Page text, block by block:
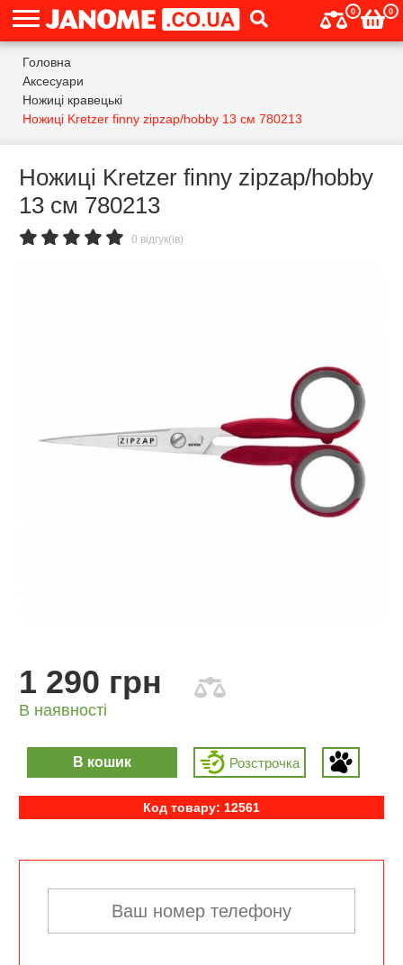
0 0
Головна
Аксесуари
Ножиці кравецькі
Ножиці Kretzer finny zipzap/hobby 13 см 780213
Ножиці Kretzer finny zipzap/hobby
13 см 780213
0 відгук(ів)
1 290 грн
В наявності
В кошик Розcтрочка
Код товару: 12561